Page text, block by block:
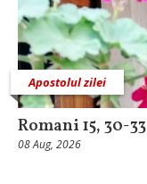
Apostolul zilei
Romani 15, 30-33
08 Aug, 2026